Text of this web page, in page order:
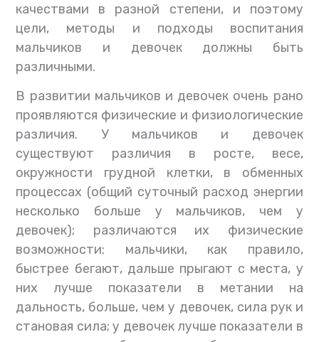
качествами в разной степени, и поэтому
цели, методы и подходы воспитания
мальчиков и девочек должны быть
различными.
В развитии мальчиков и девочек очень рано
проявляются физические и физиологические
различия. У мальчиков и девочек
существуют различия в росте, весе,
окружности грудной клетки, в обменных
процессах (общий суточный расход энергии
несколько больше у мальчиков, чем у
девочек); различаются их физические
возможности: мальчики, как правило,
быстрее бегают, дальше прыгают с места, у
них лучше показатели в метании на
дальность, больше, чем у девочек, сила рук и
становая сила; у девочек лучше показатели в